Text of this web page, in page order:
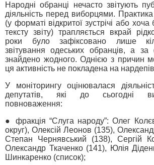
Народні обранці нечасто звітують
діяльність перед виборцями. Практика
(у форматі відкритої зустрічі або
тексту звіту) трапляється вкрай
роки було зафіксовано лише
звітування одеських обранців, а за
знайдено жодного. Однією з причин
ця активність не покладена на
У моніторингу оцінювалася
депутатів, які до сьогодні
повноваження:
● фракція “Слуга народу”: Олег
округ), Олексій Леонов (135),
Степан Чернявський (138), Сергій
Олександр Ткаченко (141), Юлія
Шинкаренко (список);